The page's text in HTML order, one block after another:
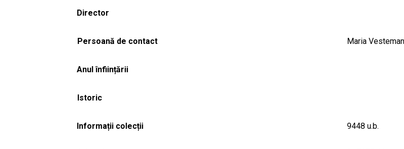
Director
Persoană de contact Maria
Anul înființării
Istoric
Informații colecții 9448 u.b.